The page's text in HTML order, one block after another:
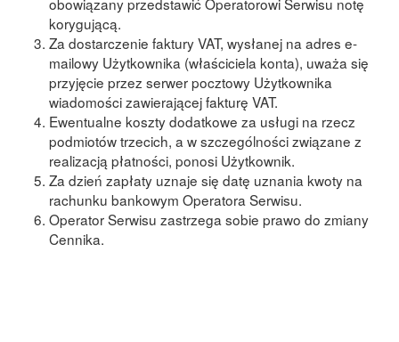
korygującą.
Za dostarczenie faktury VAT, wysłanej na adres e-
mailowy Użytkownika (właściciela konta), uważa się
przyjęcie przez serwer pocztowy Użytkownika
wiadomości zawierającej fakturę VAT.
Ewentualne koszty dodatkowe za usługi na rzecz
podmiotόw trzecich, a w szczegόlności związane z
realizacją płatności, ponosi Użytkownik.
Za dzień zapłaty uznaje się datę uznania kwoty na
rachunku bankowym Operatora Serwisu.
Operator Serwisu zastrzega sobie prawo do zmiany
Cennika.